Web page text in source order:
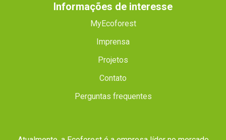
Informações de interesse
MyEcoforest
Imprensa
Projetos
Contato
Perguntas frequentes